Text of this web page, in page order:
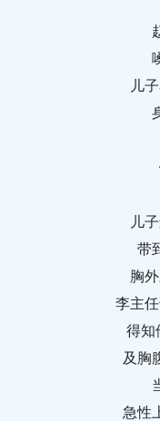
儿
儿
带
胸
李主
得知
及胸
急性